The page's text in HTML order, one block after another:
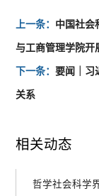
上一条： 中国社会
与工商管理学院开
下一条：要闻｜习
关系
相关动态
哲学社会科学